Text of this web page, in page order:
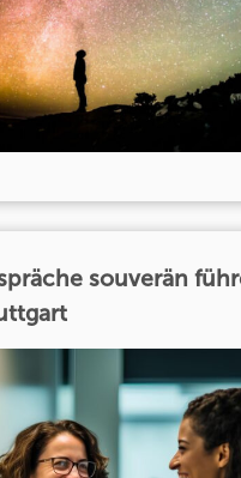
souverän